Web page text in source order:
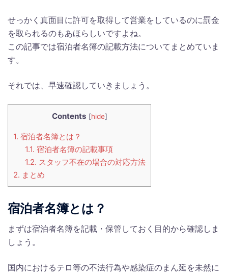
せっかく真面目に許可を取得して営業をしているのに罰金
を取られるのもあほらしいですよね。
この記事では宿泊者名簿の記載方法についてまとめていま
す。
それでは、早速確認していきましょう。
Contents [hide]
1. 宿泊者名簿とは？
1.1. 宿泊者名簿の記載事項
1.2. スタッフ不在の場合の対応方法
2. まとめ
宿泊者名簿とは？
まずは宿泊者名簿を記載・保管しておく目的から確認しま
しょう。
国内におけるテロ等の不法行為や感染症のまん延を未然に